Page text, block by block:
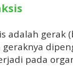
adalah
pada